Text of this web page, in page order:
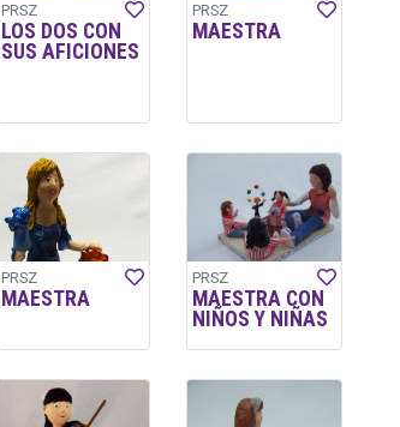
PRSZ
LOS DOS CON
SUS AFICIONES
PRSZ
MAESTRA
PRSZ
MAESTRA
PRSZ
MAESTRA CON
NIÑOS Y NIÑAS